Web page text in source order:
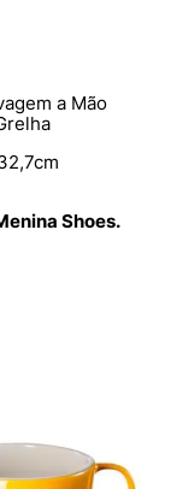
a Mão
Shoes.